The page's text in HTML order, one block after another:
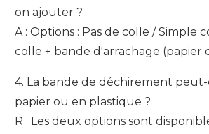
on ajouter ?
A : Options : Pas de colle / Simple
colle + bande d'arrachage (papier
4. La bande de déchirement
papier ou en plastique ?
R : Les deux options sont